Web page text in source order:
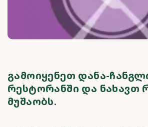
ᲒᲐᲛᲝᲘᲧᲔᲜᲔᲗ ᲓᲐᲜᲐ-
ᲠᲔᲡᲢᲝᲠᲐᲜᲨᲘ ᲓᲐ ᲜᲐᲮᲐᲕᲗ
ᲛᲣᲨᲐᲝᲑᲡ.